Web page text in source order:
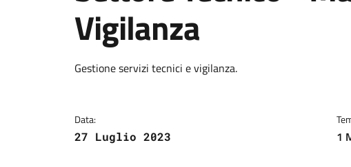
Vigilanza
Dettagli della notizia
Gestione servizi tecnici e vigilanza.
Data:
27 Luglio 2023
1